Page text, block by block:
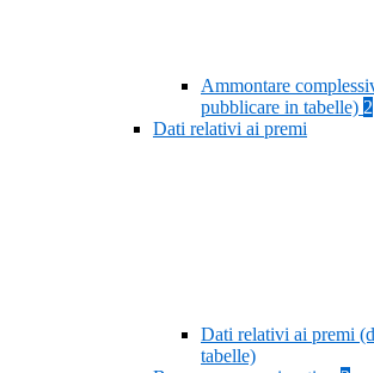
Ammontare
pubblicare in tabelle) 2
Dati relativi ai premi
Dati relativi ai premi
tabelle)